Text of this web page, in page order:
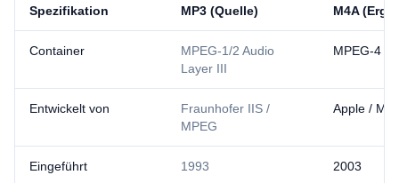
Spezifikation ⁦MP3⁩ (Quelle) ⁦M4A⁩
Container
MPEG-1/2 Audio
Layer III
MPEG-4
Entwickelt von
Fraunhofer IIS /
MPEG
Apple /
Eingeführt 1993 2003